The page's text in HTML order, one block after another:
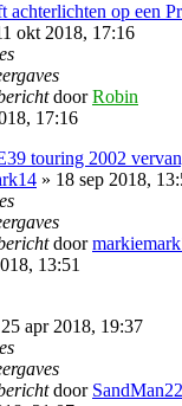
achterlichten op een
okt 2018, 17:16
doorRobin
17:16
touring 2002
» 18 sep 2018,
door
13:51
apr 2018, 19:37
door